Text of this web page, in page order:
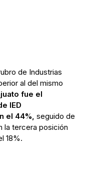
de Industrias
al del mismo
fue el
IED
el 44%, seguido de
la tercera posición
18%.